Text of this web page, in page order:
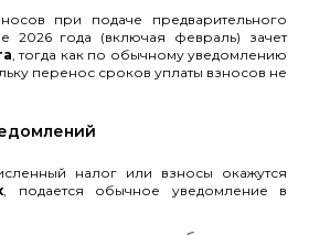
при подаче предварительного
2026 года (включая февраль) зачет
, тогда как по обычному уведомлению
перенос сроков уплаты взносов не
налог или взносы окажутся
, подается обычное уведомление в